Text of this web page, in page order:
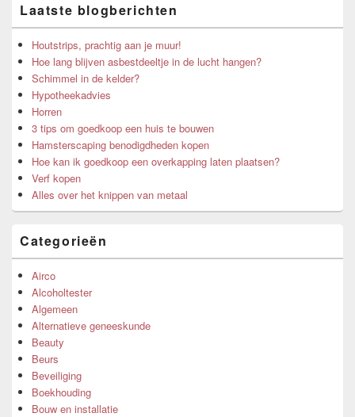
Laatste blogberichten
Houtstrips, prachtig aan je muur!
Hoe lang blijven asbestdeeltje in de lucht hangen?
Schimmel in de kelder?
Hypotheekadvies
Horren
3 tips om goedkoop een huis te bouwen
Hamsterscaping benodigdheden kopen
Hoe kan ik goedkoop een overkapping laten plaatsen?
Verf kopen
Alles over het knippen van metaal
Categorieën
Airco
Alcoholtester
Algemeen
Alternatieve geneeskunde
Beauty
Beurs
Beveiliging
Boekhouding
Bouw en installatie